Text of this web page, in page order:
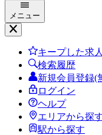
メニュー
キープした求
検索履歴
新規会員登録(
ログイン
ヘルプ
エリアから探
駅から探す